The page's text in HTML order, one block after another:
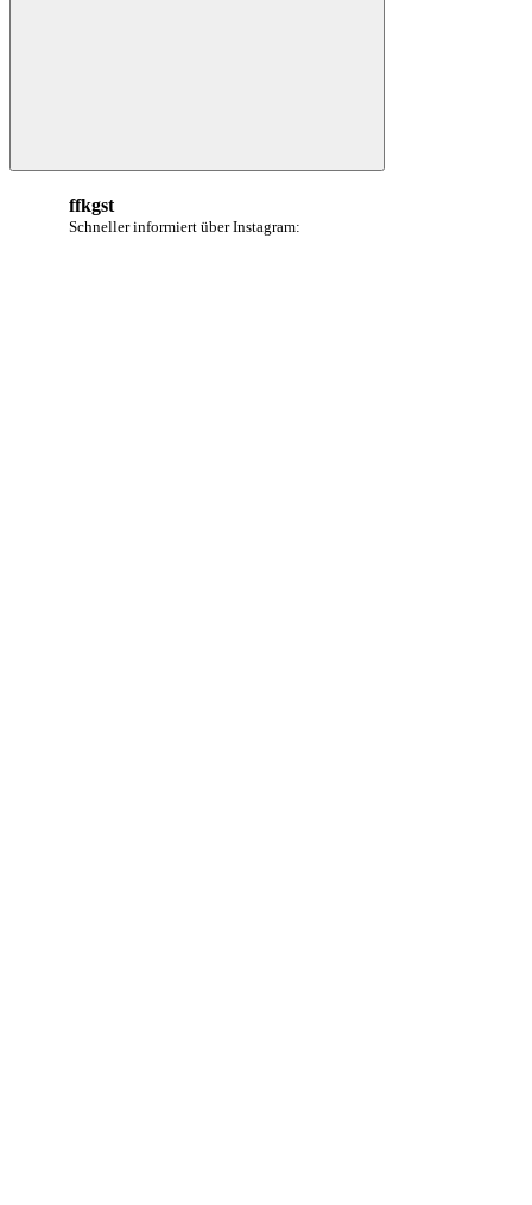
Suchen
ffkgst
Schneller informiert über Instagram: